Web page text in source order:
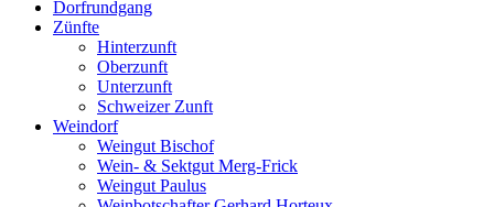
Dorfrundgang
Zünfte
Hinterzunft
Oberzunft
Unterzunft
Schweizer Zunft
Weindorf
Weingut Bischof
Wein- & Sektgut Merg-Frick
Weingut Paulus